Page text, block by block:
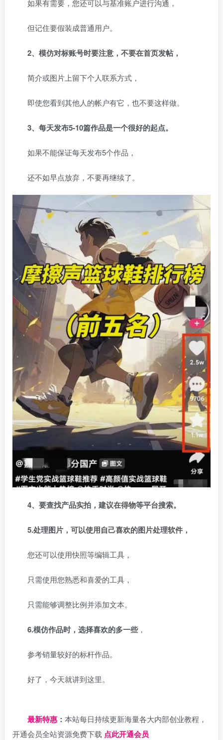
如果有需要，您还可以与基准账户进行沟通，
但记住要假装成普通用户。
2、模仿对标账号时要注意，不要在首页发帖，
简介或图片上留下个人联系方式，
即使您看到其他人的帐户有它，也不要这样做。
3、每天发布5-10篇作品是一个很好的起点。
如果不能保证每天发布5个作品，
还不如早点放弃，不要再继续了。
4、要查找产品实拍，建议在得物等平台搜索。
5.处理图片，可以使用自己喜欢的图片处理软件，
您还可以使用快照等编辑工具，
只需使用您熟悉和喜爱的工具，
只需能够调整比例并添加文本。
6.模仿作品时，选择喜欢的多一些，
参考销量较好的标杆作品。
好了，今天就讲到这里。
最新特惠 ： 本站每日持续更新海量各大内部创业教程，
开通会员全站资源免费下载 点此开通会员